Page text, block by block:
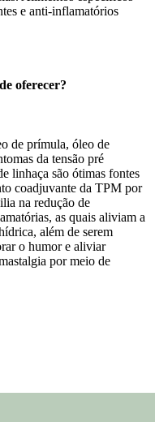
e anti-inflamatórios
oferecer?
de prímula, óleo de
da tensão pré
linhaça são ótimas fontes
coadjuvante da TPM por
na redução de
as quais aliviam a
além de serem
o humor e aliviar
por meio de